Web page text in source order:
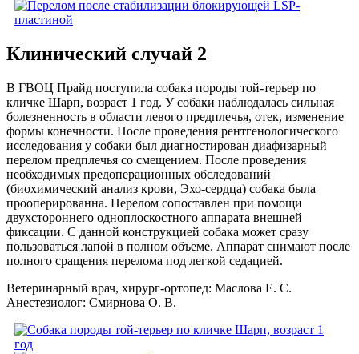
Клинический случай 2
В ГВОЦ Прайд поступила собака породы той-терьер по
кличке Шарп, возраст 1 год. У собаки наблюдалась сильная
болезненность в области левого предплечья, отек, изменение
формы конечности. После проведения рентгенологического
исследования у собаки был диагностирован диафизарный
перелом предплечья со смещением. После проведения
необходимых предоперационных обследований
(биохимический анализ крови, Эхо-сердца) собака была
прооперированна. Перелом сопоставлен при помощи
двухстороннего одноплоскостного аппарата внешней
фиксации. С данной конструкцией собака может сразу
пользоваться лапой в полном объеме. Аппарат снимают после
полного сращения перелома под легкой седацией.
Ветеринарный врач, хирург-ортопед: Маслова Е. С.
Анестезиолог: Смирнова О. В.